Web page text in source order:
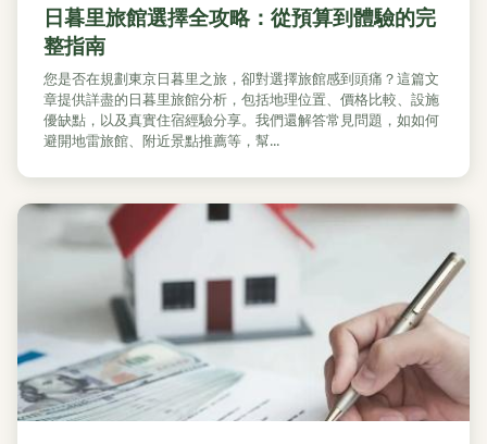
日暮里旅館選擇全攻略：從預算到體驗的完
整指南
您是否在規劃東京日暮里之旅，卻對選擇旅館感到頭痛？這篇文
章提供詳盡的日暮里旅館分析，包括地理位置、價格比較、設施
優缺點，以及真實住宿經驗分享。我們還解答常見問題，如如何
避開地雷旅館、附近景點推薦等，幫...